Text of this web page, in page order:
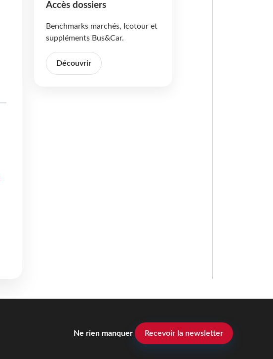
Accès dossiers
Benchmarks marchés, Icotour et
suppléments Bus&Car.
Découvrir
Ne rien manquer Recevoir la newsletter